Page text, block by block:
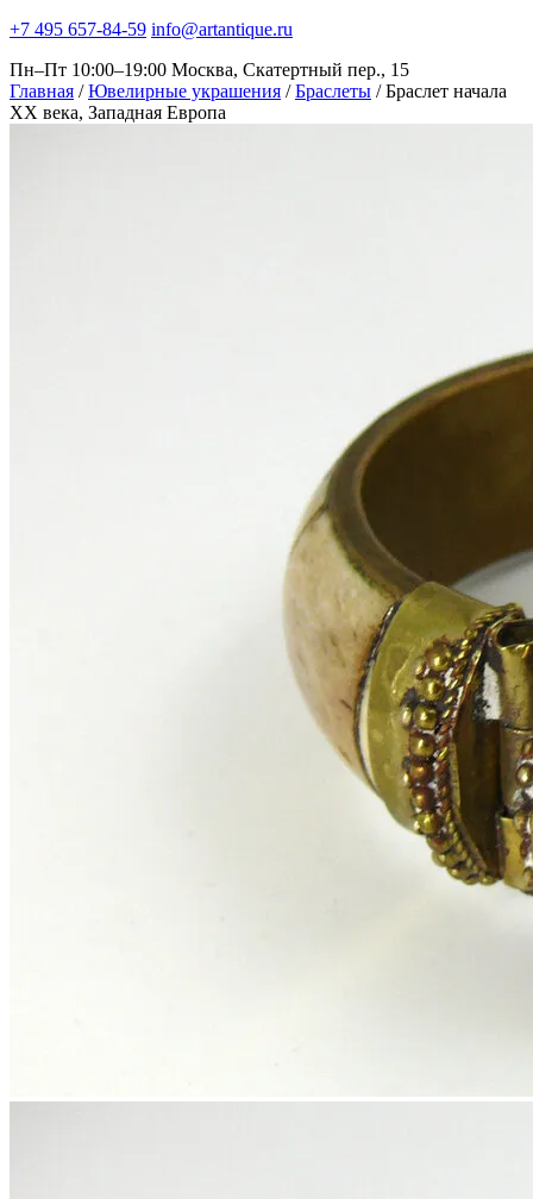
+7 495 657-84-59 info@artantique.ru
Пн–Пт 10:00–19:00 Москва, Скатертный пер., 15
Главная / Ювелирные украшения / Браслеты / Браслет начала
XX века, Западная Европа